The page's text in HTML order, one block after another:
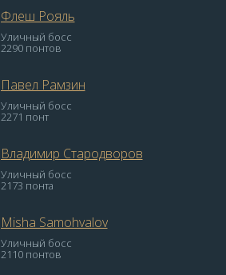
Флеш Рояль
Уличный босс
2290 понтов
Павел Рамзин
Уличный босс
2271 понт
Владимир Стародворов
Уличный босс
2173 понта
Misha Samohvalov
Уличный босс
2110 понтов